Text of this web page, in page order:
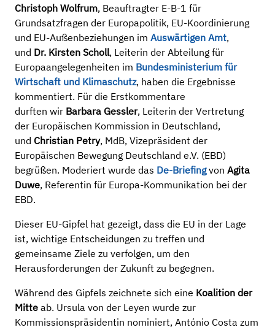
Christoph Wolfrum, Beauftragter E-B-1 für
Grundsatzfragen der Europapolitik, EU-Koordinierung
und EU-Außenbeziehungen im Auswärtigen Amt,
und Dr. Kirsten Scholl, Leiterin der Abteilung für
Europaangelegenheiten im Bundesministerium für
Wirtschaft und Klimaschutz, haben die Ergebnisse
kommentiert. Für die Erstkommentare
durften wir Barbara Gessler, Leiterin der Vertretung
der Europäischen Kommission in Deutschland,
und Christian Petry, MdB, Vizepräsident der
Europäischen Bewegung Deutschland e.V. (EBD)
begrüßen. Moderiert wurde das De-Briefingvon Agita
Duwe, Referentin für Europa-Kommunikation bei der
EBD.
Dieser EU-Gipfel hat gezeigt, dass die EU in der Lage
ist, wichtige Entscheidungen zu treffen und
gemeinsame Ziele zu verfolgen, um den
Herausforderungen der Zukunft zu begegnen.
Während des Gipfels zeichnete sich eine Koalition der
Mitte ab. Ursula von der Leyen wurde zur
Kommissionspräsidentin nominiert, António Costa zum